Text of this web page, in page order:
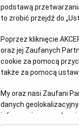
podstawą
to zrobić przejdź do
Poprzez kliknięcie
oraz jej Zaufanych
cookie za pomocą
także za pomocą
My oraz nasi Zaufani
danych
informacji na